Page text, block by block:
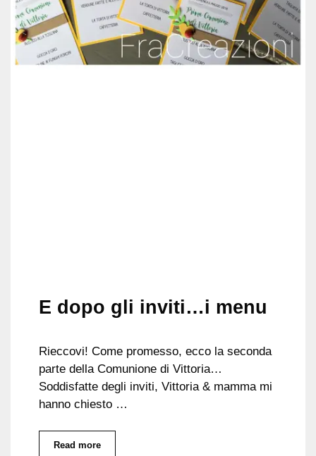
E dopo gli inviti…i menu
Rieccovi! Come promesso, ecco la seconda
parte della Comunione di Vittoria…
Soddisfatte degli inviti, Vittoria & mamma mi
hanno chiesto …
Read more